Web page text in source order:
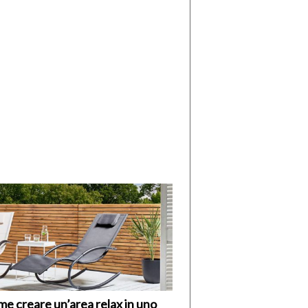
creare un’area relax in uno
di
I
Vespri